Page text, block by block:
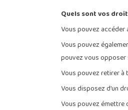
Quels sont vos
Vous pouvez
Vous pouvez
pouvez vous
Vous pouvez retirer
Vous disposez d’un
Vous pouvez émettre